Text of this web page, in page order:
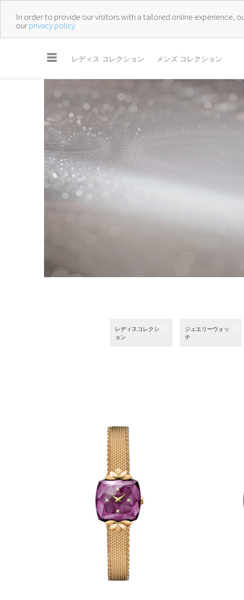
In order to provide our visitors with a tailored online experience,
ourprivacy policy.
☰ レディス コレクション メンズ コレクション
レディスコレクシ
ョン
ジュエリーウォッ
チ